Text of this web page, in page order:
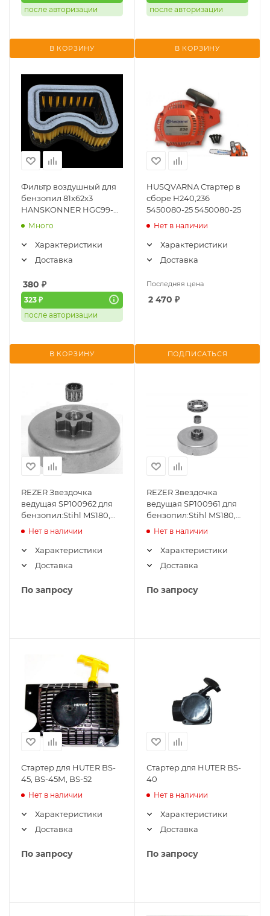
после авторизации
В КОРЗИНУ
после авторизации
В КОРЗИНУ
Фильтр воздушный для
бензопил 81x62x3
HANSKONNER HGC99-
AFМного
Характеристики
Доставка
380 ₽
323 ₽
после авторизации
В КОРЗИНУ
HUSQVARNA Стартер в
сборе H240,236
5450080-25 5450080-25
Нет в наличии
Характеристики
Доставка
Последняя цена
2 470 ₽
ПОДПИСАТЬСЯ
REZER Звездочка
ведущая SP100962 для
бензопил:Stihl MS180,
230, 250 (3/8")
Нет в наличии
Характеристики
Доставка
По запросу
REZER Звездочка
ведущая SP100961 для
бензопил:Stihl MS180,
230, 250 (3/8") со смен.
Нет в наличии
Характеристики
Доставка
По запросу
Стартер для HUTER BS-
45, BS-45М, BS-52
Нет в наличии
Характеристики
Доставка
По запросу
Стартер для HUTER BS-
40
Нет в наличии
Характеристики
Доставка
По запросу